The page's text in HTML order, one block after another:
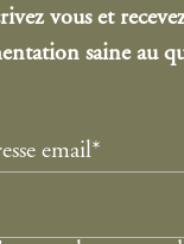
vous et
saine au
email*